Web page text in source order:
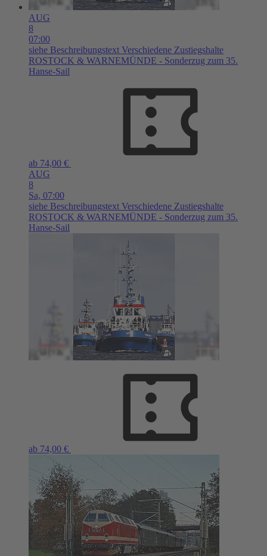
AUG
8
07:00
siehe Beschreibungstext Verschiedene Zustiegshalte
ROSTOCK & WARNEMÜNDE - Sonderzug zum 35.
Hanse-Sail
ab 74,00 €
AUG
8
Sa, 07:00
siehe Beschreibungstext Verschiedene Zustiegshalte
ROSTOCK & WARNEMÜNDE - Sonderzug zum 35.
Hanse-Sail
ab 74,00 €